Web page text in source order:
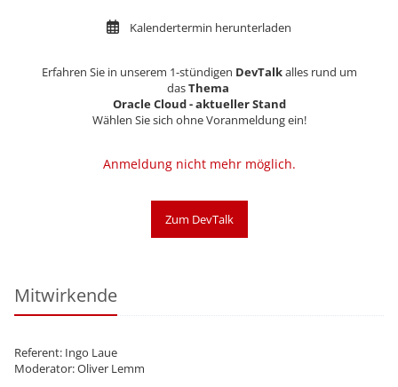
Kalendertermin herunterladen
Erfahren Sie in unserem 1-stündigen DevTalkalles rund um
dasThema
Oracle Cloud - aktueller Stand
Wählen Sie sich ohne Voranmeldung ein!
Anmeldung nicht mehr möglich.
Zum DevTalk
Mitwirkende
Referent: Ingo Laue
Moderator: Oliver Lemm